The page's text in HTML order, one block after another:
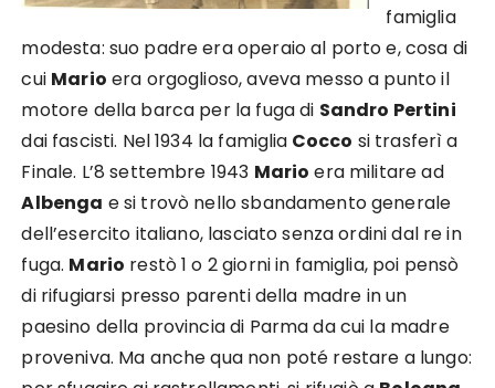
famiglia
modesta: suo padre era operaio al porto e, cosa di
cui Mario era orgoglioso, aveva messo a punto il
motore della barca per la fuga di Sandro Pertini
dai fascisti. Nel 1934 la famiglia Cocco si trasferì a
Finale. L’8 settembre 1943 Mario era militare ad
Albenga e si trovò nello sbandamento generale
dell’esercito italiano, lasciato senza ordini dal re in
fuga. Mario restò 1 o 2 giorni in famiglia, poi pensò
di rifugiarsi presso parenti della madre in un
paesino della provincia di Parma da cui la madre
proveniva. Ma anche qua non poté restare a lungo: